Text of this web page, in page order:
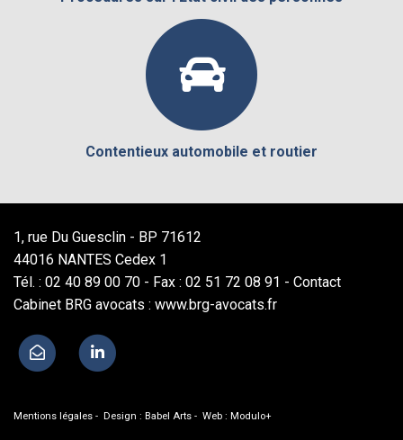
Contentieux automobile et routier
1, rue Du Guesclin - BP 71612
44016 NANTES Cedex 1
Tél. : 02 40 89 00 70 - Fax : 02 51 72 08 91 - Contact
Cabinet BRG avocats : www.brg-avocats.fr
Mentions légales - Design : Babel Arts - Web : Modulo+